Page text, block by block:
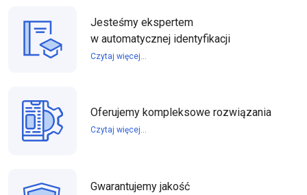
Jesteśmy ekspertem
w automatycznej identyfikacji
Czytaj więcej...
Oferujemy kompleksowe rozwiązania
Czytaj więcej...
Gwarantujemy jakość